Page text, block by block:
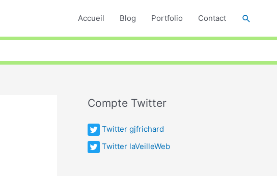
Accueil Blog Portfolio Contact
Compte Twitter
Twitter gjfrichard
Twitter laVeilleWeb